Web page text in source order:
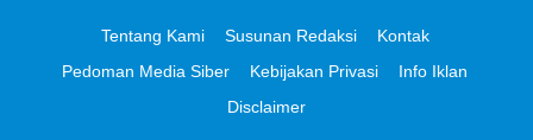
Tentang Kami Susunan Redaksi
Kontak
Pedoman Media Siber
Kebijakan Privasi
Info Iklan
Disclaimer